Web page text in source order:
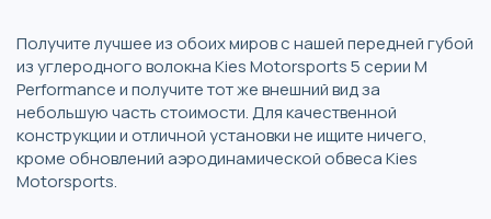
Получите лучшее из обоих миров с нашей передней губой
из углеродного волокна Kies Motorsports 5 серии M
Performance и получите тот же внешний вид за
небольшую часть стоимости. Для качественной
конструкции и отличной установки не ищите ничего,
кроме обновлений аэродинамической обвеса Kies
Motorsports.